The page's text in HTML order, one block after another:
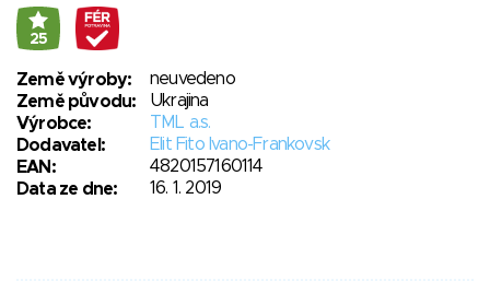
25
Země výroby:
neuvedeno
Země původu:
Ukrajina
Výrobce:
TML a.s.
Dodavatel:
Elit Fito Ivano-Frankovsk
EAN:
4820157160114
Data ze dne:
16. 1. 2019